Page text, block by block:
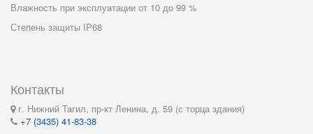
Влажность при эксплуатации от 10 до 99 %
Степень защиты IP68
Контакты
г. Нижний Тагил, пр-кт Ленина, д. 59 (с торца здания)
+7 (3435) 41-83-38